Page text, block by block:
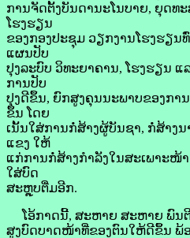
ການຈັດຕັ້ງບັນດານະໂນບາຍ, ຍຸດ
ໂຮງຮຽນ
ຂອງກອງປະຊຸມ ວຽກງານໂຮງຮຽ
ແຜນປັບ
ປຸງລະບົບ ວິທະຍາຄານ, ໂຮງຮຽນ
ການປັບ
ປຸງດີຂຶ້ນ, ຍົກສູງຄຸນນະພາບຂອງກາ
ຂຶ້ນ ໂດຍ
ເນັ້ນໃສ່ການກໍ່ສ້າງຜູ້ບັນຊາ, ກໍ່ສ້າງ
ແຂງ ໃຫ້
ແກ່ການກໍ່ສ້າງກໍາລັງໃນສະເພາະ
ໃສ່ບົດ
ສະຫຼຸບຕື່ມອີກ.
ໂອ້ກາດນີ້, ສະຫາຍ ສະຫາຍ ພົນ
ສູງບົດບາດໜ້າທີ່ຂອງຕົນໃຫ້ດີຂຶ້ນ ພ້